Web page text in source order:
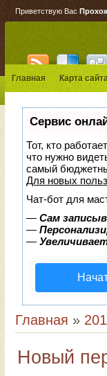
Приветствую Вас
Главная Карта
Сервис
Тот, кто
что нужно
самый
Для новых
Чат-бот для
— Сам
—
—
Главная »
Новый